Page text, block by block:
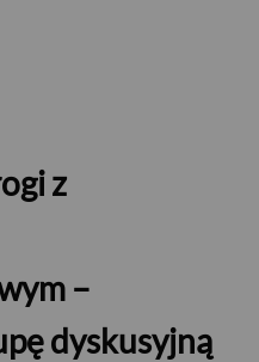
z
–
dyskusyjną